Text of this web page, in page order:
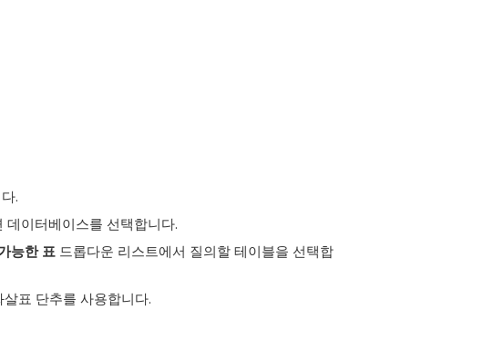
.
이터베이스를 선택합니다.
능한 표 드롭다운 리스트에서 질의할 테이블을 선택합
표 단추를 사용합니다.